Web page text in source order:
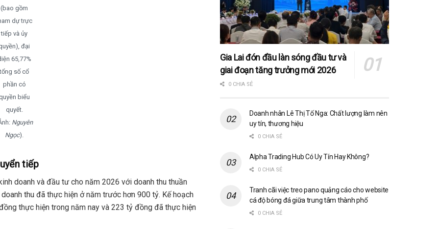
(bao gồm
dự trực
tiếp và ủy
đại
65,77%
tổng số cổ
phần có
biểu
quyết.
Nguyên
Ngọc).
tiếp
doanh và đầu tư cho năm 2026 với doanh thu thuần
thu đã thực hiện ở năm trước hơn 900 tỷ. Kế hoạch
thực hiện trong năm nay và 223 tỷ đồng đã thực hiện
Gia Lai đón đầu làn sóng đầu tư và
giai đoạn tăng trưởng mới 2026
0 CHIA SẺ
Doanh nhân Lê Thị Tố Nga: Chất lượng làm nên
uy tín, thương hiệu
0 CHIA SẺ
Alpha Trading Hub Có Uy Tín Hay Không?
0 CHIA SẺ
Tranh cãi việc treo pano quảng cáo cho website
cá độ bóng đá giữa trung tâm thành phố
0 CHIA SẺ